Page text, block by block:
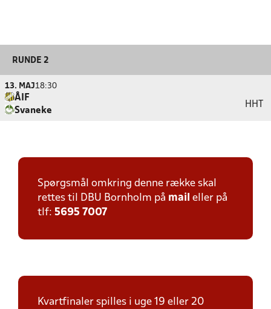
RUNDE 2
13. MAJ18:30
ÅIF
Svaneke
HHT
Spørgsmål omkring denne række skal
rettes til DBU Bornholm på mail eller på
tlf: 5695 7007
Kvartfinaler spilles i uge 19 eller 20